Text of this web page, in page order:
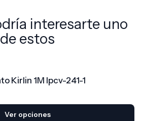
interesarte uno
de estos
Kirlin 1M Ipcv-241-1
Ver opciones